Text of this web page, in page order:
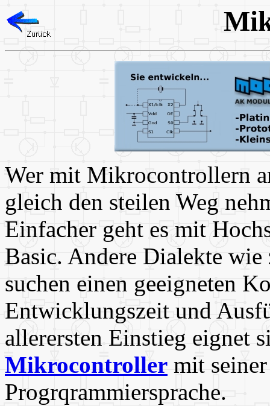
Wer mit Mikrocontrollern
gleich den steilen Weg
Einfacher geht es mit
Basic. Andere Dialekte
suchen einen geeigneten
Entwicklungszeit und
allerersten Einstieg eignet
Mikrocontroller mit
Progrqrammiersprache.